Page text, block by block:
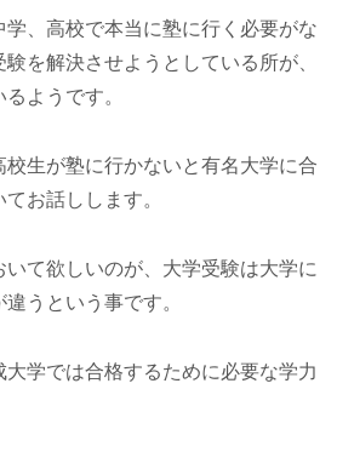
学、高校で本当に塾に行く必要がな
を解決させようとしている所が、
ようです。
生が塾に行かないと有名大学に合
お話しします。
て欲しいのが、大学受験は大学に
うという事です。
学では合格するために必要な学力